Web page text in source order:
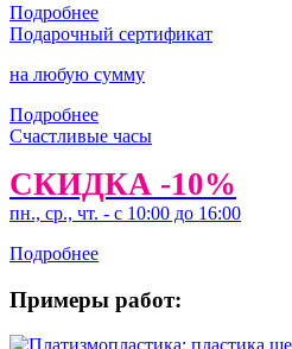
Подробнее
Подарочный сертификат
на любую сумму
Подробнее
Счастливые часы
СКИДКА -10%
пн., ср., чт. - с 10:00 до 16:00
Подробнее
Примеры работ: